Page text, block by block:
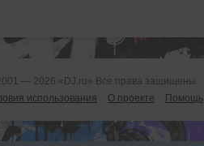
— 2026 «DJ.ru» Все права защищены.
использования
О проекте Помощь